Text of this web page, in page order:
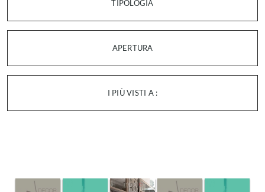
TIPOLOGIA
APERTURA
I PIÙ VISTI A :